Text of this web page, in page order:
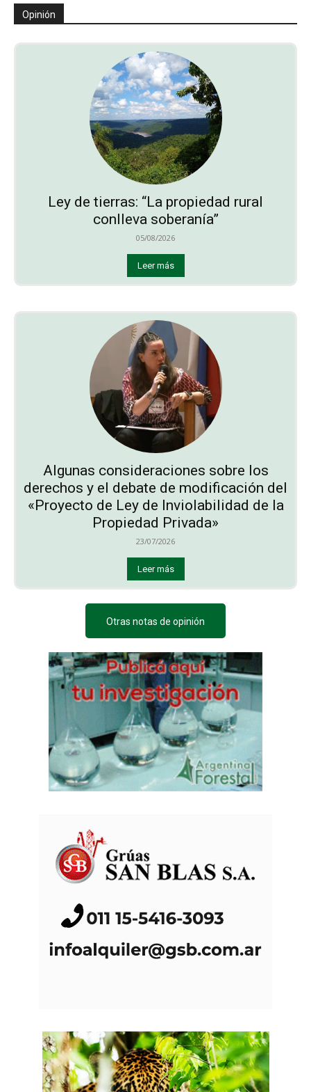
Opinión
Ley de tierras: “La propiedad rural
conlleva soberanía”
05/08/2026
Leer más
Algunas consideraciones sobre los
derechos y el debate de modificación del
«Proyecto de Ley de Inviolabilidad de la
Propiedad Privada»
23/07/2026
Leer más
Otras notas de opinión